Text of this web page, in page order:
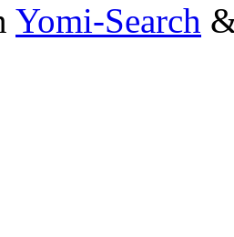
Yomi-Search